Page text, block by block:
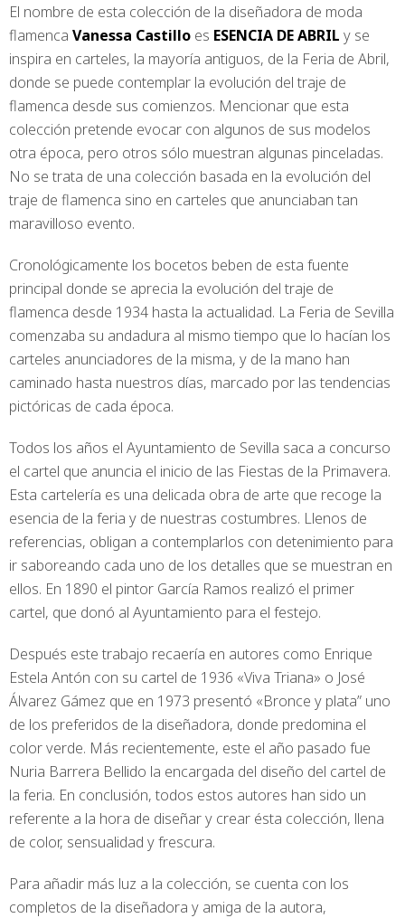
El nombre de esta colección de la diseñadora de moda
flamenca Vanessa Castillo es ESENCIA DE ABRIL y se
inspira en carteles, la mayoría antiguos, de la Feria de Abril,
donde se puede contemplar la evolución del traje de
flamenca desde sus comienzos. Mencionar que esta
colección pretende evocar con algunos de sus modelos
otra época, pero otros sólo muestran algunas pinceladas.
No se trata de una colección basada en la evolución del
traje de flamenca sino en carteles que anunciaban tan
maravilloso evento.
Cronológicamente los bocetos beben de esta fuente
principal donde se aprecia la evolución del traje de
flamenca desde 1934 hasta la actualidad. La Feria de Sevilla
comenzaba su andadura al mismo tiempo que lo hacían los
carteles anunciadores de la misma, y de la mano han
caminado hasta nuestros días, marcado por las tendencias
pictóricas de cada época.
Todos los años el Ayuntamiento de Sevilla saca a concurso
el cartel que anuncia el inicio de las Fiestas de la Primavera.
Esta cartelería es una delicada obra de arte que recoge la
esencia de la feria y de nuestras costumbres. Llenos de
referencias, obligan a contemplarlos con detenimiento para
ir saboreando cada uno de los detalles que se muestran en
ellos. En 1890 el pintor García Ramos realizó el primer
cartel, que donó al Ayuntamiento para el festejo.
Después este trabajo recaería en autores como Enrique
Estela Antón con su cartel de 1936 «Viva Triana» o José
Álvarez Gámez que en 1973 presentó «Bronce y plata” uno
de los preferidos de la diseñadora, donde predomina el
color verde. Más recientemente, este el año pasado fue
Nuria Barrera Bellido la encargada del diseño del cartel de
la feria. En conclusión, todos estos autores han sido un
referente a la hora de diseñar y crear ésta colección, llena
de color, sensualidad y frescura.
Para añadir más luz a la colección, se cuenta con los
completos de la diseñadora y amiga de la autora,